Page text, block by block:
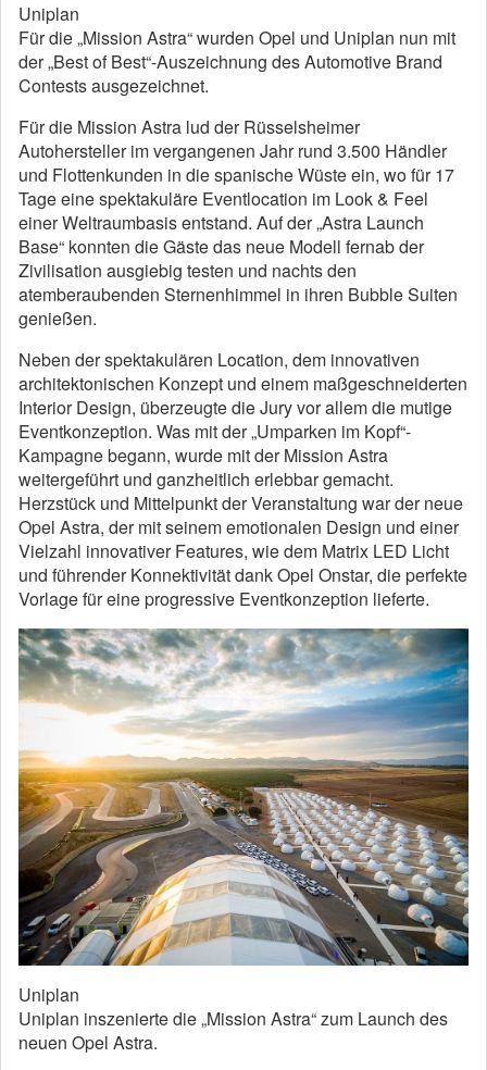
Uniplan
Für die „Mission Astra“ wurden Opel und Uniplan nun mit
der „Best of Best“-Auszeichnung des Automotive Brand
Contests ausgezeichnet.
Für die Mission Astra lud der Rüsselsheimer
Autohersteller im vergangenen Jahr rund 3.500 Händler
und Flottenkunden in die spanische Wüste ein, wo für 17
Tage eine spektakuläre Eventlocation im Look & Feel
einer Weltraumbasis entstand. Auf der „Astra Launch
Base“ konnten die Gäste das neue Modell fernab der
Zivilisation ausgiebig testen und nachts den
atemberaubenden Sternenhimmel in ihren Bubble Suiten
genießen.
Neben der spektakulären Location, dem innovativen
architektonischen Konzept und einem maßgeschneiderten
Interior Design, überzeugte die Jury vor allem die mutige
Eventkonzeption. Was mit der „Umparken im Kopf“-
Kampagne begann, wurde mit der Mission Astra
weitergeführt und ganzheitlich erlebbar gemacht.
Herzstück und Mittelpunkt der Veranstaltung war der neue
Opel Astra, der mit seinem emotionalen Design und einer
Vielzahl innovativer Features, wie dem Matrix LED Licht
und führender Konnektivität dank Opel Onstar, die perfekte
Vorlage für eine progressive Eventkonzeption lieferte.
Uniplan
Uniplan inszenierte die „Mission Astra“ zum Launch des
neuen Opel Astra.